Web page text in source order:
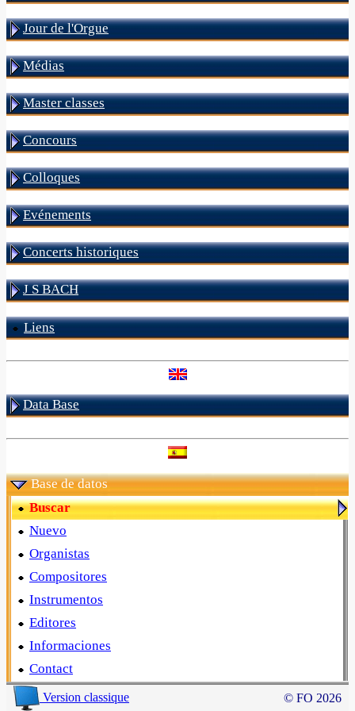
Jour de l'Orgue
Médias
Master classes
Concours
Colloques
Evénements
Concerts historiques
J S BACH
Liens
Data Base
Base de datos
Buscar
Nuevo
Organistas
Compositores
Instrumentos
Editores
Informaciones
Contact
Version classique © FO 2026